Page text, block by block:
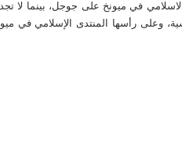
في ميونخ على جوجل، بينما لا